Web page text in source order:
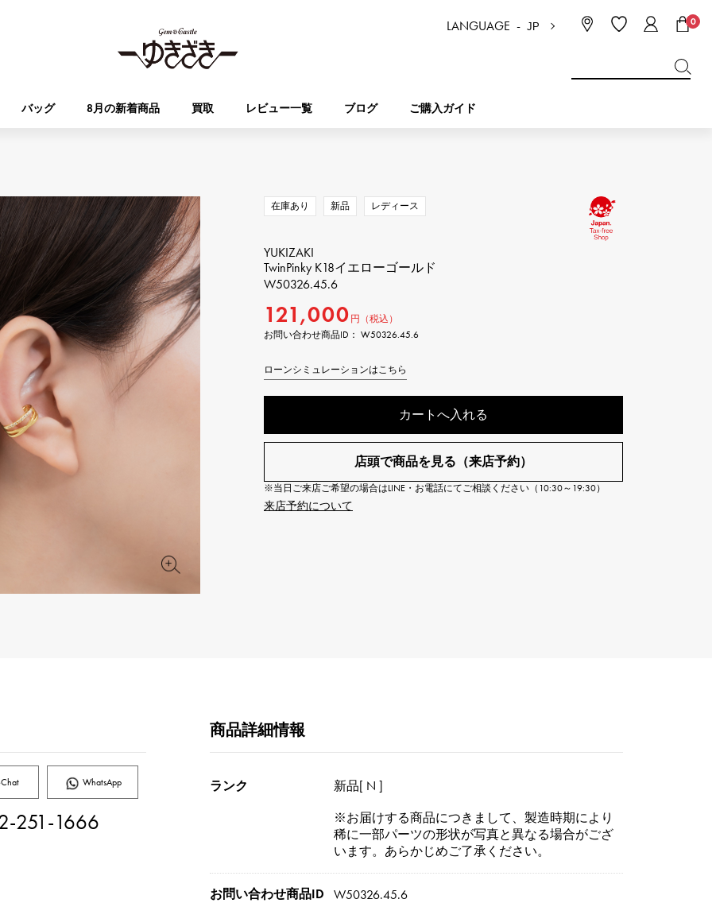
LANGUAGE -JP 0
バッグ 8月の新着商品 買取 レビュー一覧 ブログ ご購入ガイド
Breguet
ブレゲ パテック・フィリップ
RICHARD MILLE
リシャール・ミル
VACHERON CONSTANTIN
ヴァシュロン・コンスタンタン
JAEGER LE COULTRE
ジャガー・ルクルト
CHANEL
BVLGARI
ブルガリ
ZENITH TAG HEUER
VINTAGE WATCH
ヴィンテージウォッチ
すべての時計ブランドを見る
DOUBLE TOP
ダブルトップ
YOBIKO
ヨビコ
ALPHA
アルファ
ALPHA putite
アルファプティ
TwinPinky
ツインピンキー
ANGLER
YUKIZAKI BACHIKAN
ゆきざき バチカン
USED NOMBRE USED ALPHA
アルファ認定中古
オリジナルジュエリー一覧へ
エブリン
その他
エルメスバッグ
在庫あり 新品 レディース
YUKIZAKI
TwinPinky K18イエローゴールド
W50326.45.6
121,000 円（税込）
お問い合わせ商品ID： W50326.45.6
ローンシミュレーションはこちら
カートへ入れる
店頭で商品を見る（来店予約）
※当日ご来店ご希望の場合はLINE・お電話にてご相談ください（10:30～19:30）
来店予約について
WhatsApp
251-1666
商品詳細情報
ランク 新品[ N ]
※お届けする商品につきまして、製造時期により
稀に一部パーツの形状が写真と異なる場合がござ
います。あらかじめご了承ください。
お問い合わせ商品ID W50326.45.6